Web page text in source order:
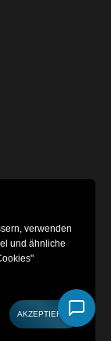
verwenden
und ähnliche
denen
um Ihr Erlebnis
AKZEPTIEREN